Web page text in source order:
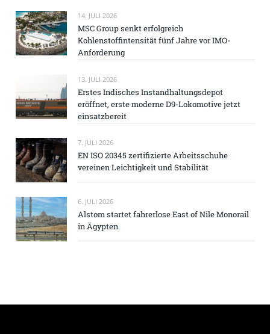
14. JULI 2026
MSC Group senkt erfolgreich
Kohlenstoffintensität fünf Jahre vor IMO-
Anforderung
13. JULI 2026
Erstes Indisches Instandhaltungsdepot
eröffnet, erste moderne D9-Lokomotive jetzt
einsatzbereit
7. JULI 2026
EN ISO 20345 zertifizierte Arbeitsschuhe
vereinen Leichtigkeit und Stabilität
6. JULI 2026
Alstom startet fahrerlose East of Nile Monorail
in Ägypten